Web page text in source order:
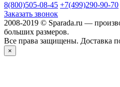
8(800)505-08-45 +7(499)290-90-70
Заказать звонок
2008-2019 © Sparada.ru —
больших размеров.
Все права защищены. Доставка
×